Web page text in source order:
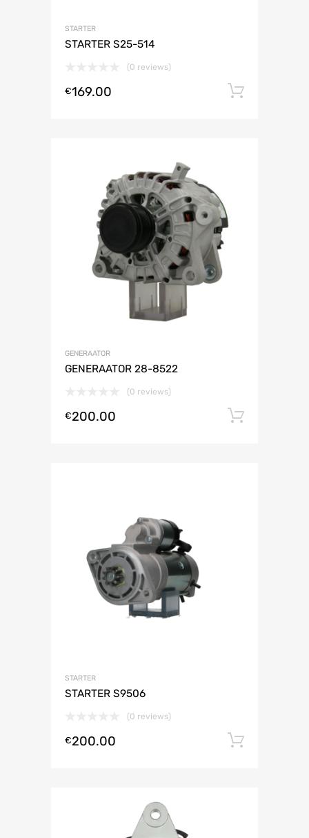
STARTER
STARTER S25-514
(0 reviews)
€169.00
GENERAATOR
GENERAATOR 28-8522
(0 reviews)
€200.00
STARTER
STARTER S9506
(0 reviews)
€200.00